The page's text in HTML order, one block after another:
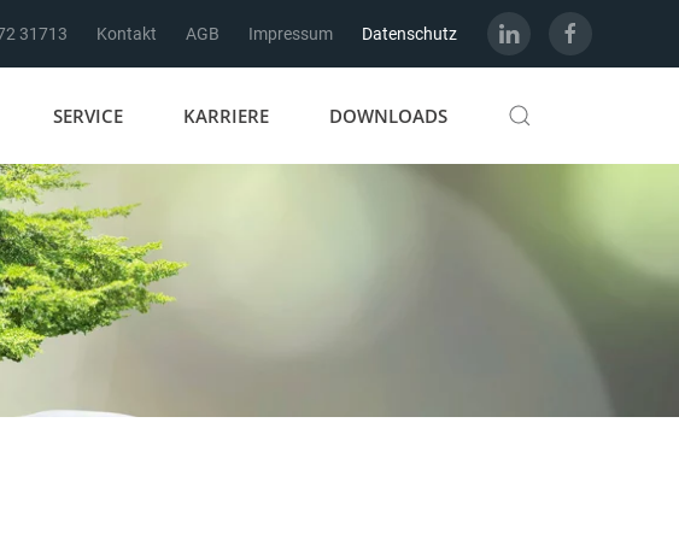
31713 Kontakt AGB Impressum Datenschutz
SERVICE KARRIERE DOWNLOADS